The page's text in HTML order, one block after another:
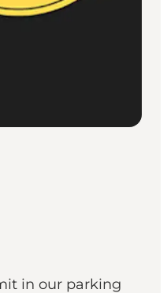
in our parking